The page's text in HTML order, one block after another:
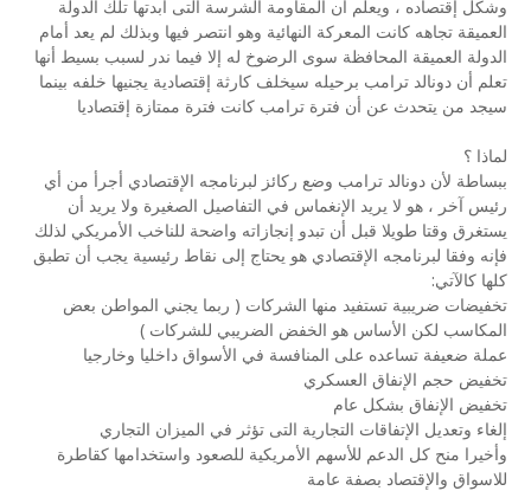
وشكل إقتصاده ، ويعلم أن المقاومة الشرسة التى أبدتها تلك الدولة
العميقة تجاهه كانت المعركة النهائية وهو انتصر فيها وبذلك لم يعد أمام
الدولة العميقة المحافظة سوى الرضوخ له إلا فيما ندر لسبب بسيط أنها
تعلم أن دونالد ترامب برحيله سيخلف كارثة إقتصادية يجنيها خلفه بينما
سيجد من يتحدث عن أن فترة ترامب كانت فترة ممتازة إقتصاديا
لماذا ؟
ببساطة لأن دونالد ترامب وضع ركائز لبرنامجه الإقتصادي أجرأ من أي
رئيس آخر ، هو لا يريد الإنغماس في التفاصيل الصغيرة ولا يريد أن
يستغرق وقتا طويلا قبل أن تبدو إنجازاته واضحة للناخب الأمريكي لذلك
فإنه وفقا لبرنامجه الإقتصادي هو يحتاج إلى نقاط رئيسية يجب أن تطبق
كلها كالآتي:
تخفيضات ضريبية تستفيد منها الشركات ( ربما يجني المواطن بعض
المكاسب لكن الأساس هو الخفض الضريبي للشركات )
عملة ضعيفة تساعده على المنافسة في الأسواق داخليا وخارجيا
تخفيض حجم الإنفاق العسكري
تخفيض الإنفاق بشكل عام
إلغاء وتعديل الإتفاقات التجارية التى تؤثر في الميزان التجاري
وأخيرا منح كل الدعم للأسهم الأمريكية للصعود واستخدامها كقاطرة
للاسواق والإقتصاد بصفة عامة